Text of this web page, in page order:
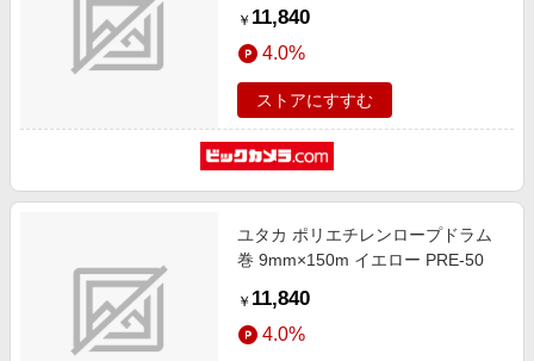
￥ 11,840
4.0%
ストアにすすむ
ユタカ ポリエチレンロープドラム
巻 9mm×150m イエロー PRE-50
￥ 11,840
4.0%